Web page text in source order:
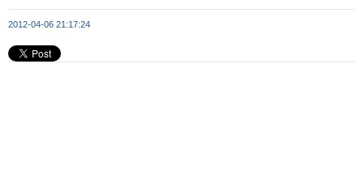
2012-04-06 21:17:24